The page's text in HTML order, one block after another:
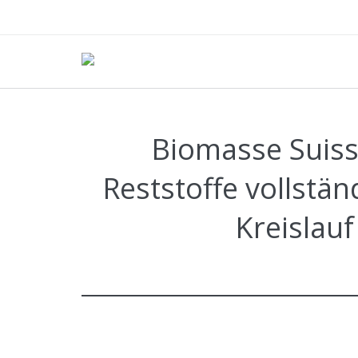
​​​​​​​​​​​​​​Biomasse
Reststoffe